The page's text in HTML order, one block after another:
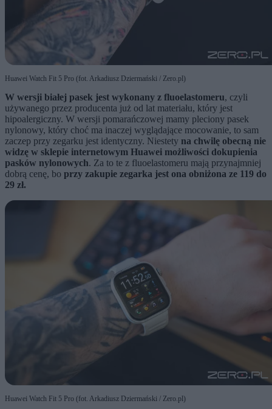
Huawei Watch Fit 5 Pro (fot. Arkadiusz Dziermański / Zero.pl)
W wersji białej pasek jest wykonany z fluoelastomeru, czyli
używanego przez producenta już od lat materiału, który jest
hipoalergiczny. W wersji pomarańczowej mamy pleciony pasek
nylonowy, który choć ma inaczej wyglądające mocowanie, to sam
zaczep przy zegarku jest identyczny. Niestety na chwilę obecną nie
widzę w sklepie internetowym Huawei możliwości dokupienia
pasków nylonowych. Za to te z fluoelastomeru mają przynajmniej
dobrą cenę, bo przy zakupie zegarka jest ona obniżona ze 119 do
29 zł.
Huawei Watch Fit 5 Pro (fot. Arkadiusz Dziermański / Zero.pl)